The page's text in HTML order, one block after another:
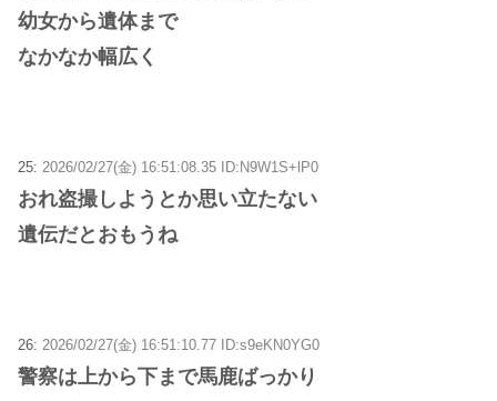
幼女から遺体まで
なかなか幅広く
25: 2026/02/27(金) 16:51:08.35 ID:N9W1S+lP0
おれ盗撮しようとか思い立たない
遺伝だとおもうね
26: 2026/02/27(金) 16:51:10.77 ID:s9eKN0YG0
警察は上から下まで馬鹿ばっかり